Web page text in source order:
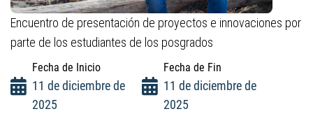
Encuentro de presentación de proyectos e innovaciones por
parte de los estudiantes de los posgrados
Fecha de Inicio
11 de diciembre de
2025
Fecha de Fin
11 de diciembre de
2025